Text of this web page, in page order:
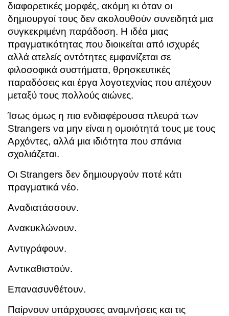
διαφορετικές μορφές, ακόμη κι όταν οι
δημιουργοί τους δεν ακολουθούν συνειδητά μια
συγκεκριμένη παράδοση. Η ιδέα μιας
πραγματικότητας που διοικείται από ισχυρές
αλλά ατελείς οντότητες εμφανίζεται σε
φιλοσοφικά συστήματα, θρησκευτικές
παραδόσεις και έργα λογοτεχνίας που απέχουν
μεταξύ τους πολλούς αιώνες.
Ίσως όμως η πιο ενδιαφέρουσα πλευρά των
Strangers να μην είναι η ομοιότητά τους με τους
Αρχόντες, αλλά μια ιδιότητα που σπάνια
σχολιάζεται.
Οι Strangers δεν δημιουργούν ποτέ κάτι
πραγματικά νέο.
Αναδιατάσσουν.
Ανακυκλώνουν.
Αντιγράφουν.
Αντικαθιστούν.
Επανασυνθέτουν.
Παίρνουν υπάρχουσες αναμνήσεις και τις